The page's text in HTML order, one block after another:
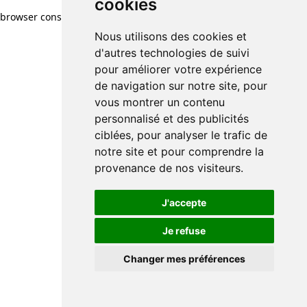
cookies
Nous utilisons des cookies et
d'autres technologies de suivi
pour améliorer votre expérience
de navigation sur notre site, pour
vous montrer un contenu
personnalisé et des publicités
ciblées, pour analyser le trafic de
notre site et pour comprendre la
provenance de nos visiteurs.
J'accepte
Je refuse
Changer mes préférences
browser console for more information)